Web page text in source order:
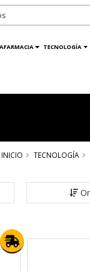
TECNOLOGÍA
INICIO TECNOLOGÍA